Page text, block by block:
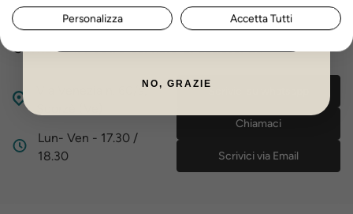
Hai bisogno di aiuto?
Contatta il nostro servizio di assistenza
Via Venezia n. 60/a,
Lun- Ven - 17.30 /
18.30
Scrivici su whatsapp
Chiamaci
Scrivici via Email
Personalizza Accetta Tutti
NO, GRAZIE